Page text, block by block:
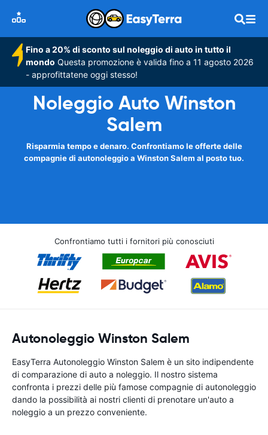
Fino a 20% di sconto sul noleggio di auto in tutto il
mondo Questa promozione è valida fino a 11 agosto 2026
- approfittatene oggi stesso!
Noleggio Auto Winston
Salem
Risparmia tempo e denaro. Confrontiamo le offerte delle
compagnie di autonoleggio a Winston Salem al posto tuo.
Confrontiamo tutti i fornitori più conosciuti
Autonoleggio Winston Salem
EasyTerra Autonoleggio Winston Salem è un sito indipendente
di comparazione di auto a noleggio. Il nostro sistema
confronta i prezzi delle più famose compagnie di autonoleggio
dando la possibilità ai nostri clienti di prenotare un'auto a
noleggio a un prezzo conveniente.